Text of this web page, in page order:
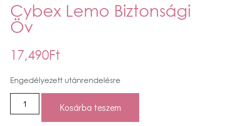
Cybex Lemo Biztonsági
Öv
17,490Ft
Engedélyezett utánrendelésre
Kosárba teszem